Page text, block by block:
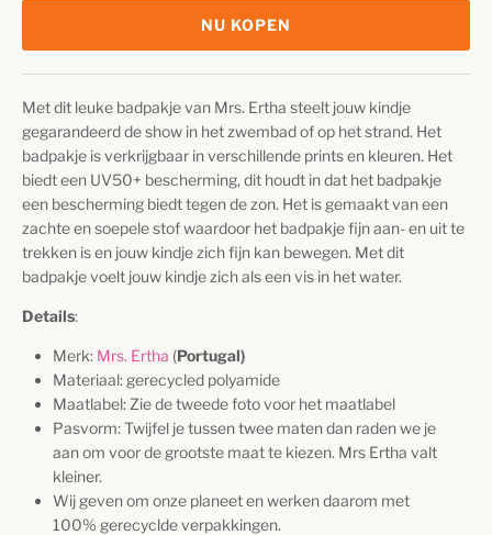
NU KOPEN
Met dit leuke badpakje van Mrs. Ertha steelt jouw kindje
gegarandeerd de show in het zwembad of op het strand. Het
badpakje is verkrijgbaar in verschillende prints en kleuren. Het
biedt een UV50+ bescherming, dit houdt in dat het badpakje
een bescherming biedt tegen de zon. Het is gemaakt van een
zachte en soepele stof waardoor het badpakje fijn aan- en uit te
trekken is en jouw kindje zich fijn kan bewegen. Met dit
badpakje voelt jouw kindje zich als een vis in het water.
Details:
Merk: Mrs. Ertha (Portugal)
Materiaal: gerecycled polyamide
Maatlabel: Zie de tweede foto voor het maatlabel
Pasvorm: Twijfel je tussen twee maten dan raden we je
aan om voor de grootste maat te kiezen. Mrs Ertha valt
kleiner.
Wij geven om onze planeet en werken daarom met
100% gerecyclde verpakkingen.